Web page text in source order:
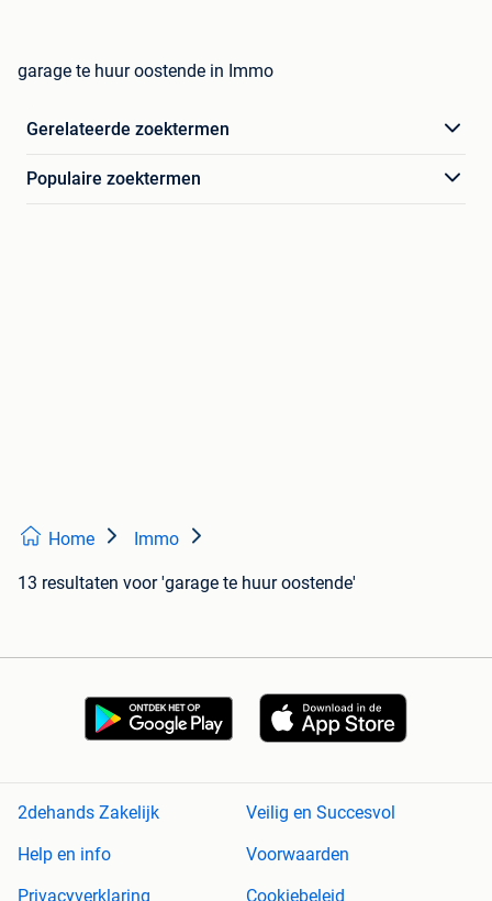
garage te huur oostende in Immo
Gerelateerde zoektermen
Populaire zoektermen
Home Immo
13 resultaten voor 'garage te huur oostende'
2dehands Zakelijk
Veilig en Succesvol
Help en info
Voorwaarden
Privacyverklaring
Cookiebeleid